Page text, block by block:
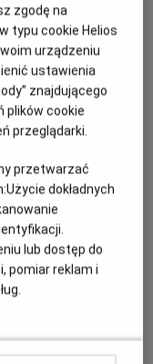
odsłonie
wyruszają na
wybiegi mody, aż
każda opowieść
humoru,
i dorosłych.
serii bestsellerów
pokochały
następujące
zgodę na
typu cookie Helios
urządzeniu
ustawienia
znajdującego
plików cookie
przeglądarki.
przetwarzać
Użycie dokładnych
lub dostęp do
pomiar reklam i